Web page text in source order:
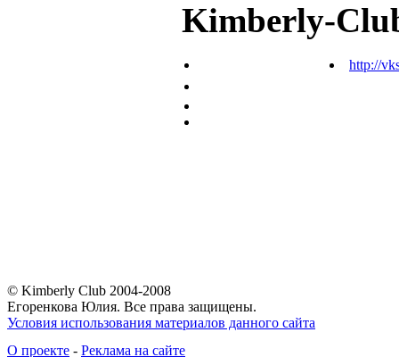
Kimberly-
http://
© Kimberly Club 2004-2008
Егоренкова Юлия. Все права защищены.
Условия использования материалов данного сайта
О проекте - Реклама на сайте